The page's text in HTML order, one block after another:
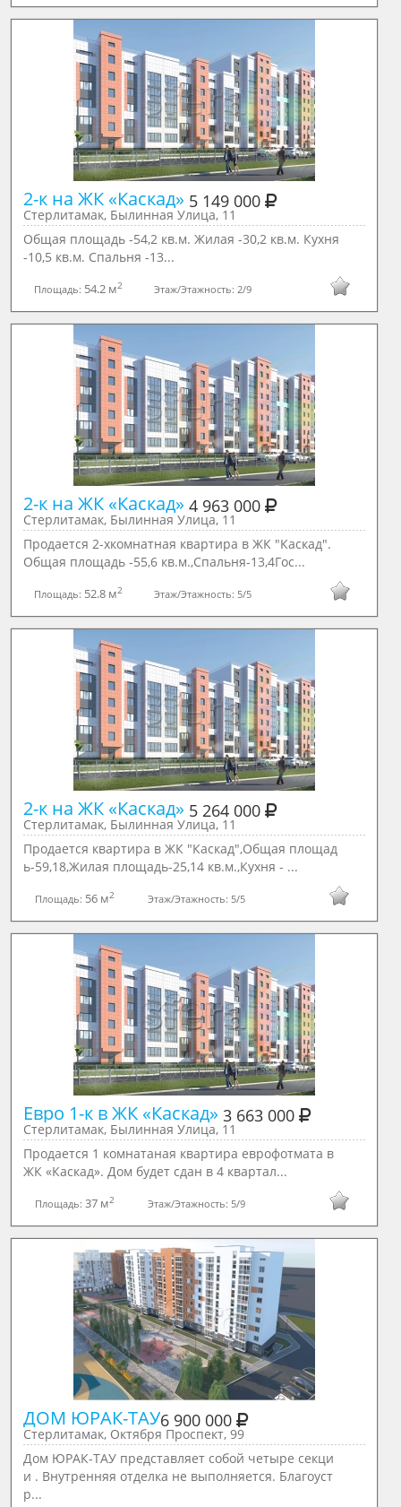
2-к на ЖК «Каскад» 5 149 000
Стерлитамак, Былинная Улица, 11
Общая площадь -54,2 кв.м. Жилая -30,2 кв.м. Кухня
-10,5 кв.м. Спальня -13...
Площадь: 54.2 м2 Этаж/Этажность: 2/9
2-к на ЖК «Каскад» 4 963 000
Стерлитамак, Былинная Улица, 11
Продается 2-хкомнатная квартира в ЖК "Каскад".
Общая площадь -55,6 кв.м.,Спальня-13,4Гос...
Площадь: 52.8 м2 Этаж/Этажность: 5/5
2-к на ЖК «Каскад» 5 264 000
Стерлитамак, Былинная Улица, 11
Продается квартира в ЖК "Каскад",Общая площад
ь-59,18,Жилая площадь-25,14 кв.м.,Кухня - ...
Площадь: 56 м2 Этаж/Этажность: 5/5
Евро 1-к в ЖК «Каскад» 3 663 000
Стерлитамак, Былинная Улица, 11
Продается 1 комнатаная квартира еврофотмата в
ЖК «Каскад». Дом будет сдан в 4 квартал...
Площадь:37 м2 Этаж/Этажность: 5/9
ДОМ ЮРАК-ТАУ6 900 000
Стерлитамак, Октября Проспект, 99
Дом ЮРАК-ТАУ представляет собой четыре секци
и . Внутренняя отделка не выполняется. Благоуст
р...